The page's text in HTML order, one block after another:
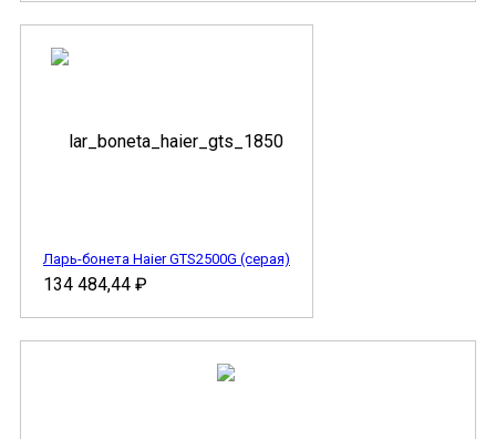
Ларь-бонета Haier GTS2500G (серая)
134 484,44 ₽